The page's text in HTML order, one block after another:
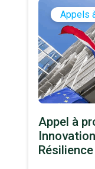
Appels
Appel à